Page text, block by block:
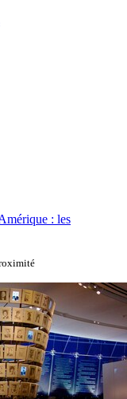
: les